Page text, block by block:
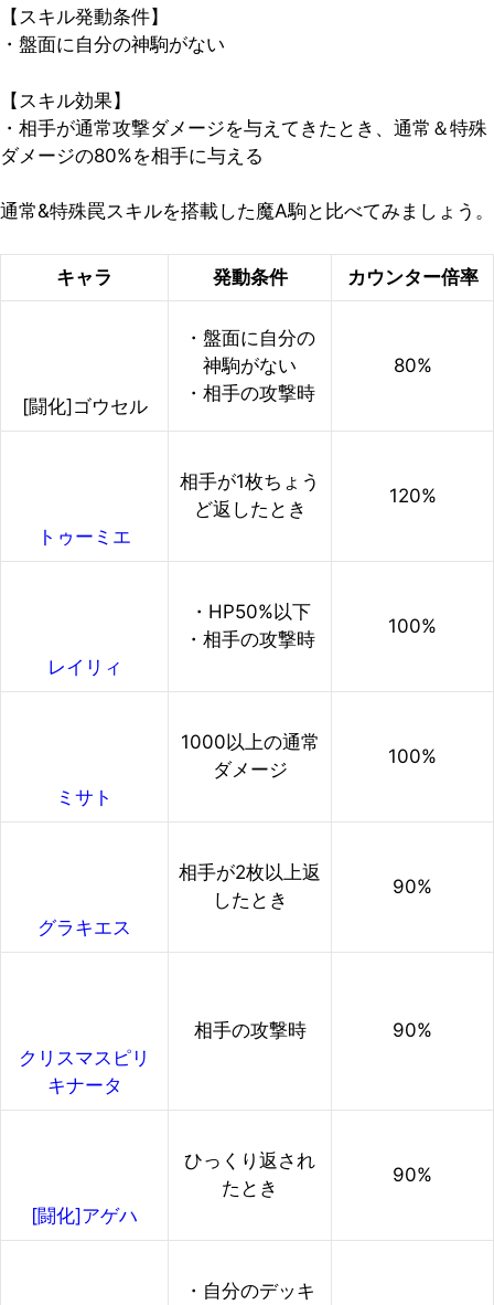
【スキル発動条件】
・盤面に自分の神駒がない
【スキル効果】
・相手が通常攻撃ダメージを与えてきたとき、通常＆特殊
ダメージの80%を相手に与える
通常&特殊罠スキルを搭載した魔A駒と比べてみましょう。
キャラ 発動条件 カウンター倍率
[闘化]ゴウセル
・盤面に自分の
神駒がない
・相手の攻撃時
80%
トゥーミエ
相手が1枚ちょう
ど返したとき
120%
レイリィ
・HP50%以下
・相手の攻撃時
100%
ミサト
1000以上の通常
ダメージ
100%
グラキエス
相手が2枚以上返
したとき
90%
クリスマスピリ
キナータ
相手の攻撃時 90%
[闘化]アゲハ
ひっくり返され
たとき
90%
・自分のデッキ